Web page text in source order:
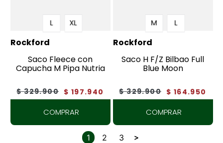
L XL
Rockford
Saco Fleece con
Capucha M Pipa Nutria
$ 329.900 $ 197.940
COMPRAR
M L
Rockford
Saco H F/Z Bilbao Full
Blue Moon
$ 329.900 $ 164.950
COMPRAR
1 2 3